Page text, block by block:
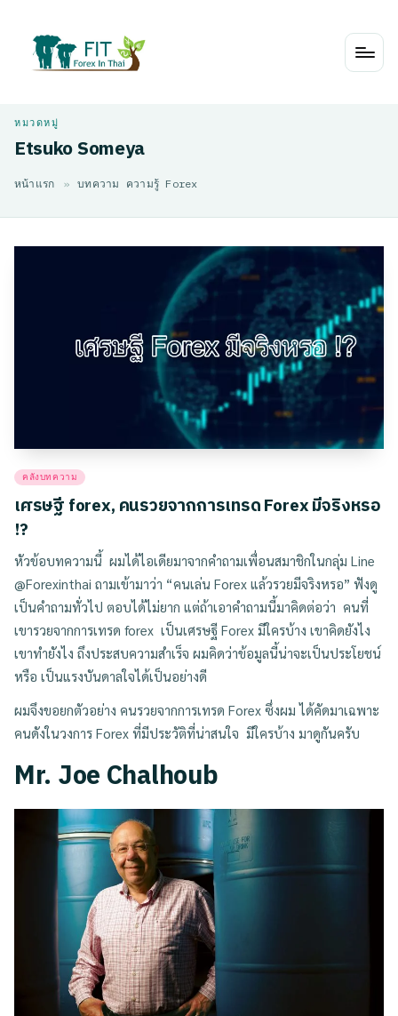
Etsuko Someya
หน้าแรก » บทความ ความรู้ Forex
Posted
คลังบทความ
เศรษฐี forex, คนรวยจากการเทรด Forex มีจริงหรอ
!?
หัวข้อบทความนี้ ผมได้ไอเดียมาจากคำถามเพื่อนสมาชิกในกลุ่ม Line
@Forexinthai ถามเข้ามาว่า “คนเล่น Forex แล้วรวยมีจริงหรอ” ฟังดู
เป็นคำถามทั่วไป ตอบได้ไม่ยาก แต่ถ้าเอาคำถามนี้มาคิดต่อว่า คนที่
เขารวยจากการเทรด forex เป็นเศรษฐี Forex มีใครบ้าง เขาคิดยังไง
เขาทำยังไง ถึงประสบความสำเร็จ ผมคิดว่าข้อมูลนี้น่าจะเป็นประโยชน์
หรือ เป็นแรงบันดาลใจได้เป็นอย่างดี
ผมจึงขอยกตัวอย่าง คนรวยจากการเทรด Forex ซึ่งผม ได้คัดมาเฉพาะ
คนดังในวงการ Forex ที่มีประวัติที่น่าสนใจ มีใครบ้าง มาดูกันครับ
Mr. Joe Chalhoub